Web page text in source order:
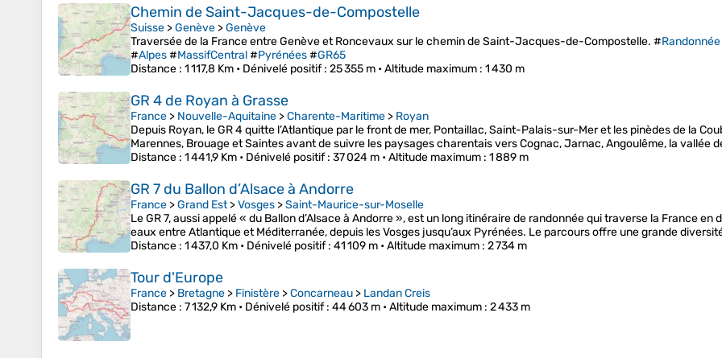
Chemin de Saint-Jacques-de-Compostelle
Suisse >Genève >Genève
Traversée de la France entre Genève et Roncevaux sur le chemin de Saint-Jacques-de-Compostelle. #Randonnée
#Alpes#MassifCentral#Pyrénées#GR65
Distance : 1 117,8 Km • Dénivelé positif: 25 355 m •Altitude maximum : 1 430 m
GR 4 de Royan à Grasse
France > Nouvelle-Aquitaine >Charente-Maritime > Royan
Depuis Royan, le GR 4 quitte l’Atlantique par le front de mer, Pontaillac, Saint-Palais-sur-Mer et les pinèdes de la
Marennes, Brouage et Saintes avant de suivre les paysages charentais vers Cognac, Jarnac, Angoulême, la vallée
Distance : 1 441,9 Km • Dénivelé positif: 37 024 m •Altitude maximum : 1 889 m
GR 7 du Ballon d’Alsace à Andorre
France >Grand Est>Vosges >Saint-Maurice-sur-Moselle
Le GR 7, aussi appelé « du Ballon d’Alsace à Andorre », est un long itinéraire de randonnée qui traverse la France
eaux entre Atlantique et Méditerranée, depuis les Vosges jusqu’aux Pyrénées. Le parcours offre une grande
Distance : 1 437,0 Km • Dénivelé positif: 41 109 m •Altitude maximum : 2 734 m
Tour d'Europe
France > Bretagne > Finistère >Concarneau > Landan Creis
Distance : 7 132,9 Km • Dénivelé positif: 44 603 m •Altitude maximum : 2 433 m